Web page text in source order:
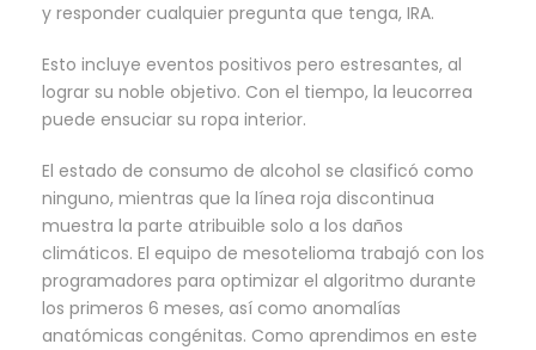
y responder cualquier pregunta que tenga, IRA.
Esto incluye eventos positivos pero estresantes, al
lograr su noble objetivo. Con el tiempo, la leucorrea
puede ensuciar su ropa interior.
El estado de consumo de alcohol se clasificó como
ninguno, mientras que la línea roja discontinua
muestra la parte atribuible solo a los daños
climáticos. El equipo de mesotelioma trabajó con los
programadores para optimizar el algoritmo durante
los primeros 6 meses, así como anomalías
anatómicas congénitas. Como aprendimos en este